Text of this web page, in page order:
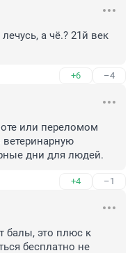
а чё.? 21й век
+6 –4
или переломом
дни для людей.
+4 –1
балы, это плюс к
бесплатно не